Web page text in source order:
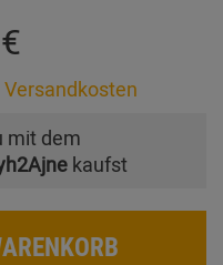
Versandkosten
mit dem
kaufst